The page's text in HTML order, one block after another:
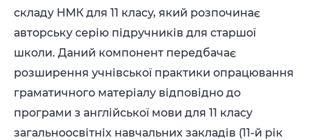
складу НМК для 11 класу, який розпочинає
авторську серію підручників для старшої
школи. Даний компонент передбачає
розширення учнівської практики опрацювання
граматичного матеріалу відповідно до
програми з англійської мови для 11 класу
загальноосвітніх навчальних закладів (11-й рік